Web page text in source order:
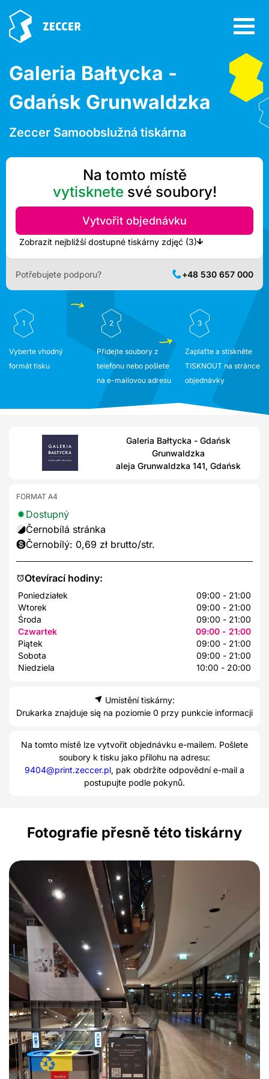
Galeria Bałtycka -
Gdańsk Grunwaldzka
Zeccer Samoobslužná tiskárna
Na tomto místě
vytisknete své soubory!
Vytvořit objednávku
Zobrazit nejbližší dostupné tiskárny zdjęć (3)
Potřebujete podporu? +48 530 657 000
1
Vyberte vhodný
formát tisku
2
Přidejte soubory z
telefonu nebo pošlete
na e-mailovou adresu
3
Zaplaťte a stiskněte
TISKNOUT na stránce
objednávky
Galeria Bałtycka - Gdańsk
Grunwaldzka
aleja Grunwaldzka 141, Gdańsk
Otevírací hodiny:
Poniedziałek
09:00 - 21:00
Wtorek
09:00 - 21:00
Środa
09:00 - 21:00
Czwartek
09:00 - 21:00
Piątek
09:00 - 21:00
Sobota
09:00 - 21:00
Niedziela
10:00 - 20:00
FORMAT A4
Dostupný
Černobílá stránka
Černobílý: 0,69 zł brutto/str.
Umístění tiskárny:
Drukarka znajduje się na poziomie 0 przy punkcie informacji
Na tomto místě lze vytvořit objednávku e-mailem. Pošlete
soubory k tisku jako přílohu na adresu:
9404@print.zeccer.pl, pak obdržíte odpovědní e-mail a
postupujte podle pokynů.
Fotografie přesně této tiskárny